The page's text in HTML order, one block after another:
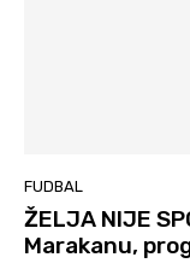
FUDBAL
ŽELJA NIJE
Marakanu,